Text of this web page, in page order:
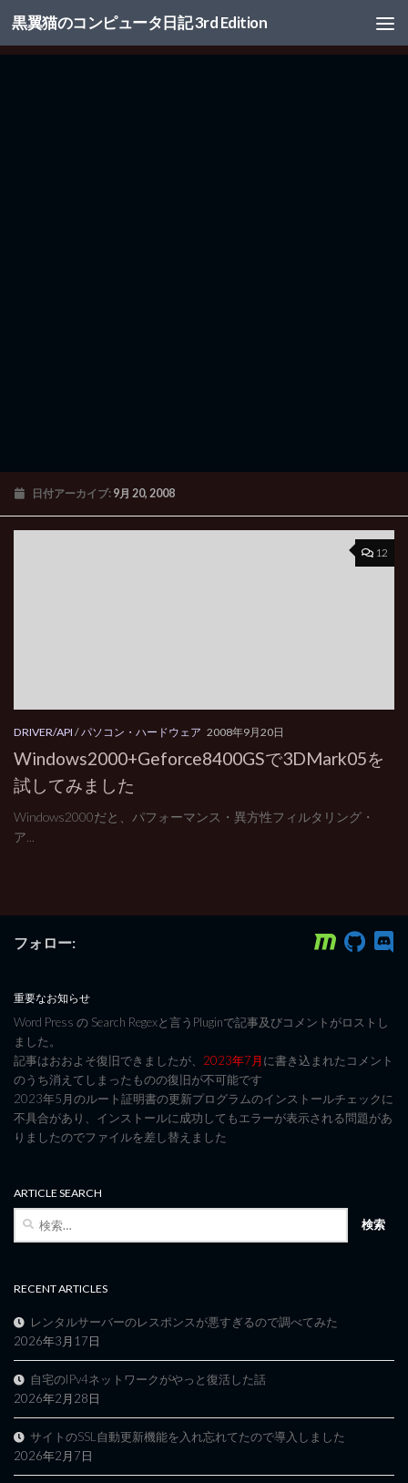
コンテンツへスキップ
黒翼猫のコンピュータ日記 3rd Edition
日付アーカイブ: 9月 20, 2008
12
DRIVER/API /パソコン・ハードウェア 2008年9月20日
Windows2000+Geforce8400GSで3DMark05を
試してみました
Windows2000だと、パフォーマンス・異方性フィルタリング・
ア...
フォロー:
重要なお知らせ
Word Press の Search Regexと言うPluginで記事及びコメントがロストし
ました。
記事はおおよそ復旧できましたが、 2023年7月に書き込まれたコメント
のうち消えてしまったものの復旧が不可能です
2023年5月のルート証明書の更新プログラムのインストールチェックに
不具合があり、インストールに成功してもエラーが表示される問題があ
りましたのでファイルを差し替えました
ARTICLE SEARCH
RECENT ARTICLES
レンタルサーバーのレスポンスが悪すぎるので調べてみた
2026年3月17日
自宅のIPv4ネットワークがやっと復活した話
2026年2月28日
サイトのSSL自動更新機能を入れ忘れてたので導入しました
2026年2月7日